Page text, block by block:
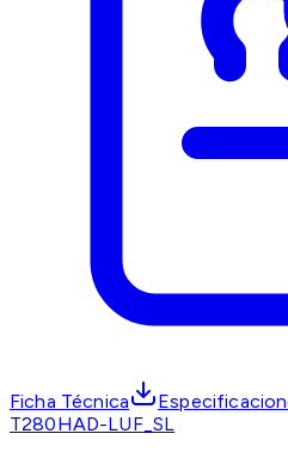
Ficha Técnica
T280HAD-LUF_SL